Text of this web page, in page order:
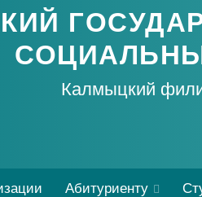
Калмыцкий
Абитуриенту